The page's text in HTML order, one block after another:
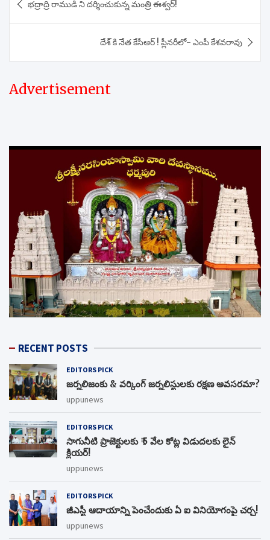
navigation
భద్రాద్రి రాముడి ని దర్శించుకున్న మంత్రి ఈశ్వర్!
దేశ్ కి నేత కేసీఆర్ ! ప్లీనరీలో- ఎంపీ కేశవరావు
Advertisement
RECENT POSTS
EDITORS PICK
జర్నలిజంకు & వర్కింగ్ జర్నలిస్టులకు రక్షణ అవసరమా?
uppunews
EDITORS PICK
సాగునీటి ప్రాజెక్టులకు ₹ 5 వేల కోట్ల విడుదలకు లైన్
క్లియర్!
uppunews
EDITORS PICK
జీఎస్టీ ఆదాయాన్ని పెంచేందుకు ఏ ఐ వినియోగంపై చర్చ!
uppunews